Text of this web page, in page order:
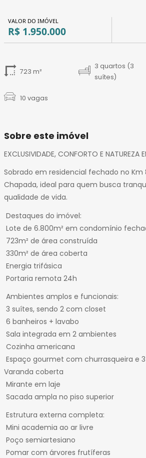
13
14
17
19
22
23
25
26
27
28
29
30
31
32
33
35
36
37
38
VALOR DO IMÓVEL
R$ 1.950.000
723 m²
3 quartos (3
suítes)
10 vagas
Sobre este imóvel
EXCLUSIVIDADE, CONFORTO E NATUREZA
Sobrado em residencial fechado no Km
Chapada, ideal para quem busca
qualidade de vida.
Destaques do imóvel:
Lote de 6.800m² em condomínio
723m² de área construída
330m² de área coberta
Energia trifásica
Portaria remota 24h
Ambientes amplos e funcionais:
3 suítes, sendo 2 com closet
6 banheiros + lavabo
Sala integrada em 2 ambientes
Cozinha americana
Espaço gourmet com churrasqueira e
Varanda coberta
Mirante em laje
Sacada ampla no piso superior
Estrutura externa completa:
Mini academia ao ar livre
Poço semiartesiano
Pomar com árvores frutíferas